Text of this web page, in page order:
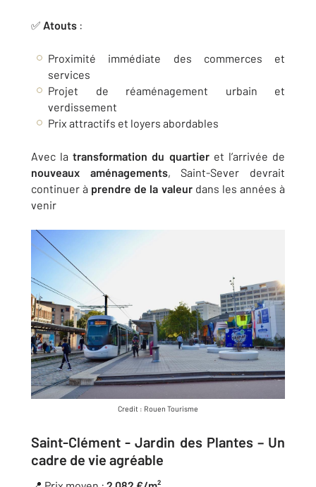
✅ Atouts :
Proximité immédiate des commerces et
services
Projet de réaménagement urbain et
verdissement
Prix attractifs et loyers abordables
Avec latransformation du quartieret l’arrivée de
nouveaux aménagements, Saint-Sever devrait
continuer à prendre de la valeurdans les années à
venir​
Credit : Rouen Tourisme
Saint-Clément - Jardin des Plantes – Un
cadre de vie agréable